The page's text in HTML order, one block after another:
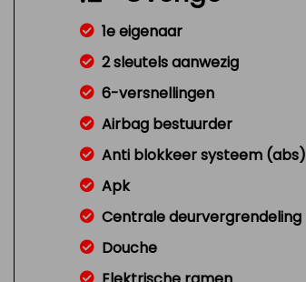
1e eigenaar
2 sleutels aanwezig
6-versnellingen
Airbag bestuurder
Anti blokkeer systeem (abs)
Apk
Centrale deurvergrendeling
Douche